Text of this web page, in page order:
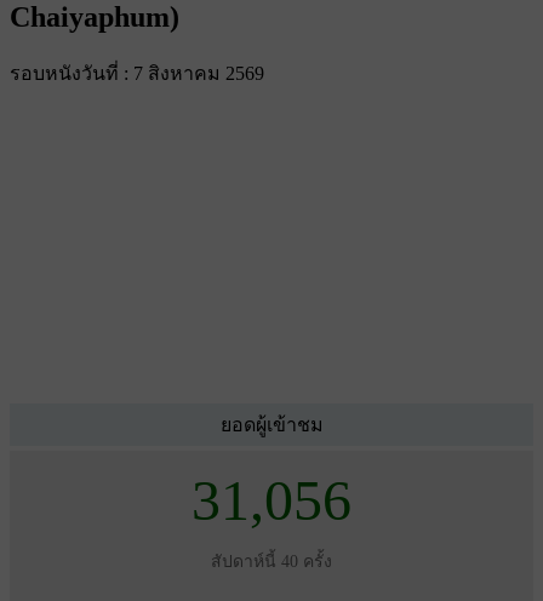
Chaiyaphum)
รอบหนังวันที่ : 7 สิงหาคม 2569
ยอดผู้เข้าชม
31,056
สัปดาห์นี้ 40 ครั้ง